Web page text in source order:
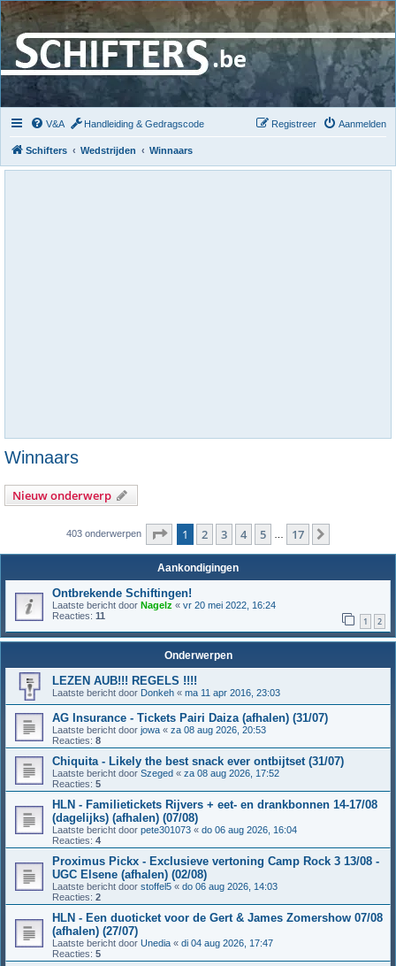
V&A Handleiding & Gedragscode Aanmelden
Registreer
Schifters Wedstrijden Winnaars
Winnaars
Nieuw onderwerp
403 onderwerpen Pagina van 17
1 2 3 4 5 17
Aankondigingen
Ontbrekende Schiftingen!
Laatste bericht door Nagelz « vr 20 mei 2022, 16:24
Reacties: 11 1 2
Onderwerpen
LEZEN AUB!!! REGELS !!!!
Laatste bericht door Donkeh « ma 11 apr 2016, 23:03
AG Insurance - Tickets Pairi Daiza (afhalen) (31/07)
Laatste bericht door jowa « za 08 aug 2026, 20:53
Reacties: 8
Chiquita - Likely the best snack ever ontbijtset (31/07)
Laatste bericht door Szeged « za 08 aug 2026, 17:52
Reacties: 5
HLN - Familietickets Rijvers + eet- en drankbonnen 14-17/08
(dagelijks) (afhalen) (07/08)
Laatste bericht door pete301073 « do 06 aug 2026, 16:04
Reacties: 4
Proximus Pickx - Exclusieve vertoning Camp Rock 3 13/08 -
UGC Elsene (afhalen) (02/08)
Laatste bericht door stoffel5 « do 06 aug 2026, 14:03
Reacties: 2
HLN - Een duoticket voor de Gert & James Zomershow 07/08
(afhalen) (27/07)
Laatste bericht door Unedia « di 04 aug 2026, 17:47
Reacties: 5